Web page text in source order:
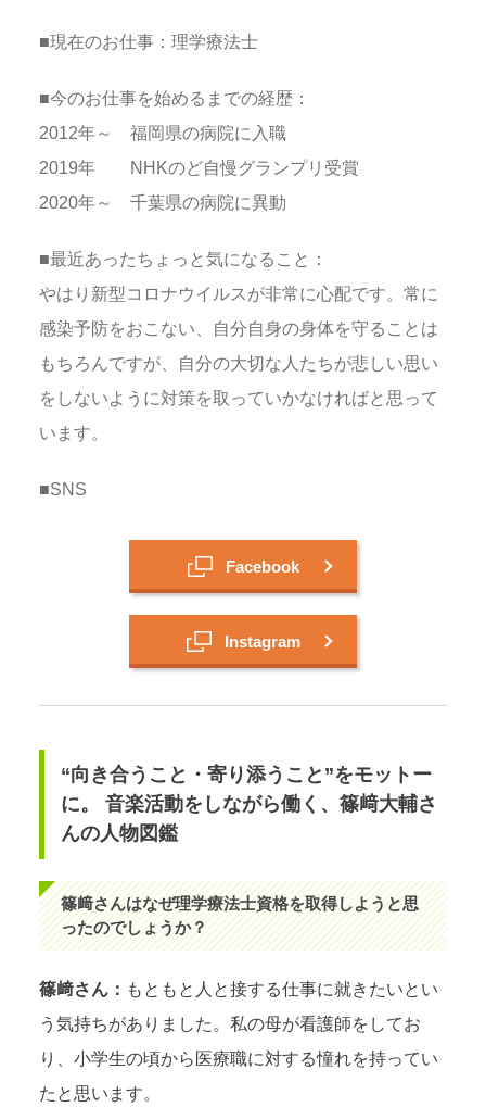
■現在のお仕事：理学療法士
■今のお仕事を始めるまでの経歴：
2012年～ 福岡県の病院に入職
2019年 NHKのど自慢グランプリ受賞
2020年～ 千葉県の病院に異動
■最近あったちょっと気になること：
やはり新型コロナウイルスが非常に心配です。常に
感染予防をおこない、自分自身の身体を守ることは
もちろんですが、自分の大切な人たちが悲しい思い
をしないように対策を取っていかなければと思って
います。
■SNS
Facebook
Instagram
“向き合うこと・寄り添うこと”をモットー
に。 音楽活動をしながら働く、篠﨑大輔さ
んの人物図鑑
篠﨑さんはなぜ理学療法士資格を取得しようと思
ったのでしょうか？
篠﨑さん： もともと人と接する仕事に就きたいとい
う気持ちがありました。私の母が看護師をしてお
り、小学生の頃から医療職に対する憧れを持ってい
たと思います。